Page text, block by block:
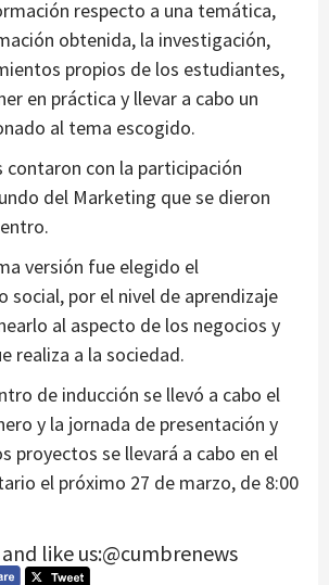
respecto a una temática,
obtenida, la investigación,
propios de los estudiantes,
en práctica y llevar a cabo un
al tema escogido.
contaron con la participación
del Marketing que se dieron
versión fue elegido el
social, por el nivel de aprendizaje
al aspecto de los negocios y
realiza a la sociedad.
de inducción se llevó a cabo el
y la jornada de presentación y
proyectos se llevará a cabo en el
el próximo 27 de marzo, de 8:00
like us:@cumbrenews